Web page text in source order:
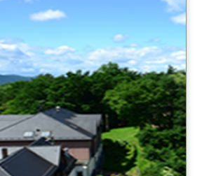
HOTEL